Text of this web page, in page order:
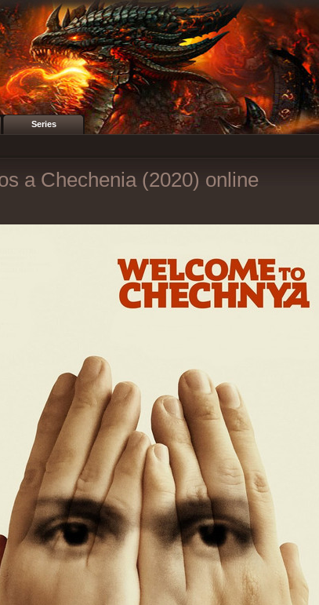
Series
a Chechenia (2020) online